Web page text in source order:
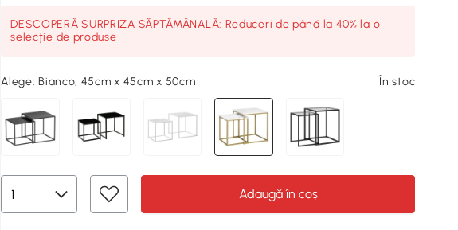
DESCOPERĂ SURPRIZA SĂPTĂMÂNALĂ: Reduceri de până la 40% la o
selecție de produse
Alege:Bianco, 45cm x 45cm x 50cm În stoc
Adaugă în coș